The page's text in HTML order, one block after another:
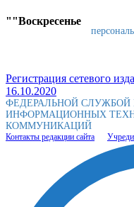
""Воскресенье
Регистрация сетевого
16.10.2020
ФЕДЕРАЛЬНОЙ СЛУЖБОЙ
ИНФОРМАЦИОННЫХ
КОММУНИКАЦИЙ
Контакты редакции сайта